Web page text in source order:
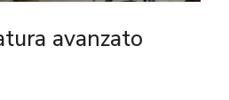
avanzato